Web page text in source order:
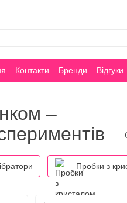
Контакти Бренди Відгуки
–
Пробки з